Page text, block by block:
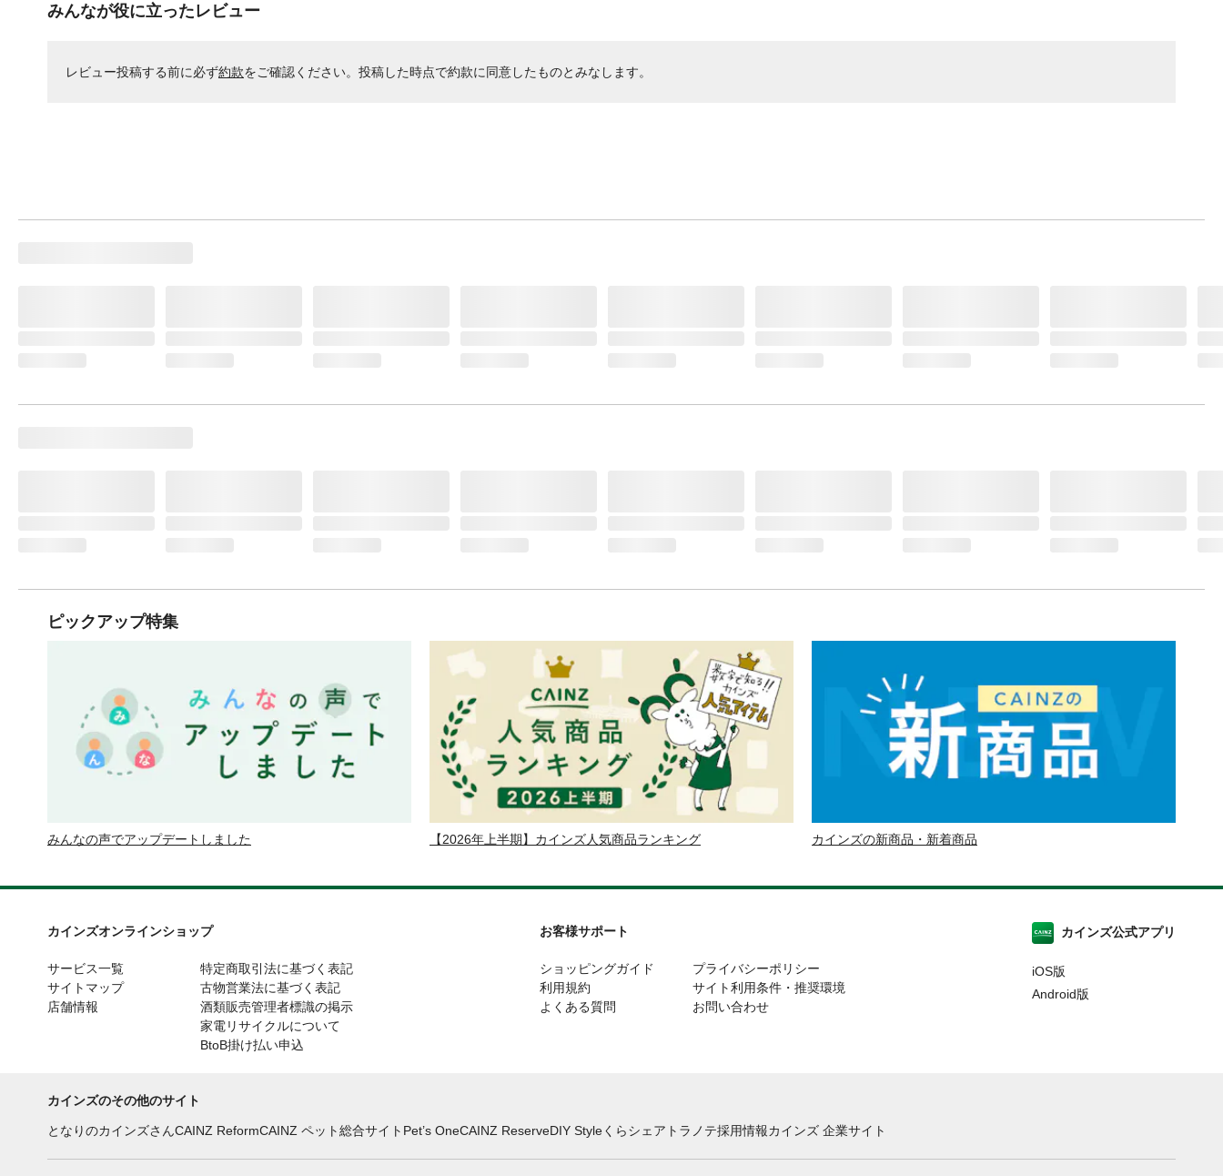
みんなが役に立ったレビュー
レビュー投稿する前に必ず約款をご確認ください。投稿した時点で約款に同意したものとみなします。
ピックアップ特集
みんなの声でアップデートしました 【2026年上半期】カインズ人気商品ランキング カインズの新商品・新着商品
カインズオンラインショップ
サービス一覧
サイトマップ
店舗情報
特定商取引法に基づく表記
古物営業法に基づく表記
酒類販売管理者標識の掲示
家電リサイクルについて
BtoB掛け払い申込
お客様サポート
ショッピングガイド
利用規約
よくある質問
プライバシーポリシー
サイト利用条件・推奨環境
お問い合わせ
カインズ公式アプリ
iOS版
Android版
カインズのその他のサイト
となりのカインズさんCAINZ ReformCAINZ ペット総合サイト Pet’s OneCAINZ ReserveDIY Styleくらシェア トラノテ採用情報カインズ 企業サイト